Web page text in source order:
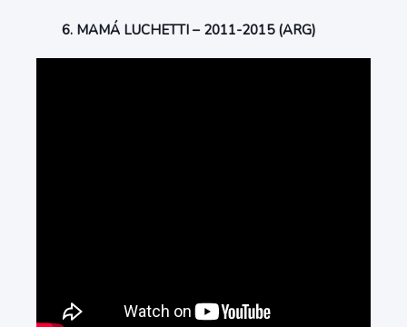
6. MAMÁ LUCHETTI – 2011-2015 (ARG)